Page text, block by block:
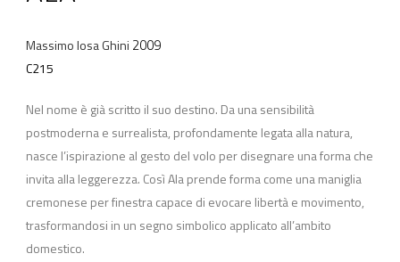
Massimo Iosa Ghini 2009
C215
Nel nome è già scritto il suo destino. Da una sensibilità
postmoderna e surrealista, profondamente legata alla natura,
nasce l’ispirazione al gesto del volo per disegnare una forma che
invita alla leggerezza. Così Ala prende forma come una maniglia
cremonese per finestra capace di evocare libertà e movimento,
trasformandosi in un segno simbolico applicato all’ambito
domestico.